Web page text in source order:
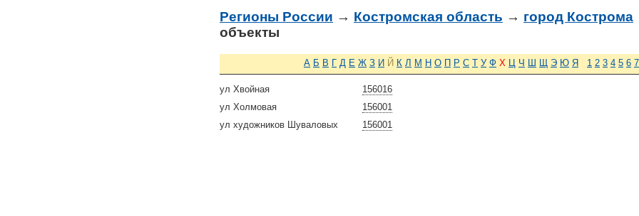
Регионы России → Костромская область → город Кострома
объекты
А Б В Г Д Е Ж З И Й К Л М Н О П Р С Т У Ф Х Ц Ч Ш Щ Э Ю Я 1 2 3 4 5 6 7
156016
ул Хвойная
156001
ул Холмовая
156001
ул художников Шуваловых